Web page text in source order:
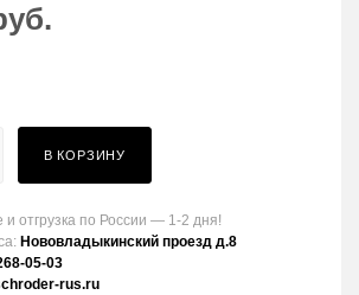
В КОРЗИНУ
и отгрузка по России — 1-2 дня!
Нововладыкинский проезд д.8
05-03
rus.ru